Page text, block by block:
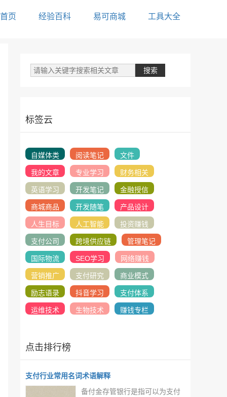
页 经验百科 易可商城 工具大全
标签云
自媒体类 阅读笔记 文件
我的文章 专业学习 财务相关
英语学习 开发笔记 金融授信
商城商品 开发随笔 产品设计
人生目标 人工智能 投资赚钱
支付公司 跨境供应链 管理笔记
国际物流 SEO学习 网络赚钱
营销推广 支付研究 商业模式
励志语录 抖音学习 支付体系
运维技术 生物技术 赚钱专栏
点击排行榜
支付行业常用名词术语解释
备付金存管银行是指可以为支付